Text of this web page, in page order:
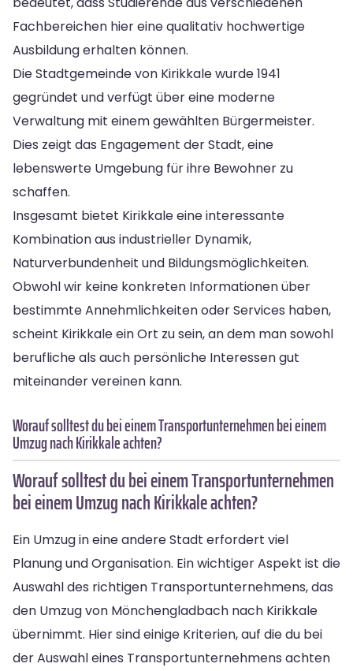
Fachbereichen hier eine qualitativ hochwertige
Ausbildung erhalten können.
Die Stadtgemeinde von Kirikkale wurde 1941
gegründet und verfügt über eine moderne
Verwaltung mit einem gewählten Bürgermeister.
Dies zeigt das Engagement der Stadt, eine
lebenswerte Umgebung für ihre Bewohner zu
schaffen.
Insgesamt bietet Kirikkale eine interessante
Kombination aus industrieller Dynamik,
Naturverbundenheit und Bildungsmöglichkeiten.
Obwohl wir keine konkreten Informationen über
bestimmte Annehmlichkeiten oder Services haben,
scheint Kirikkale ein Ort zu sein, an dem man sowohl
berufliche als auch persönliche Interessen gut
miteinander vereinen kann.
Worauf solltest du bei einem Transportunternehmen bei einem
Umzug nach Kirikkale achten?
Worauf solltest du bei einem Transportunternehmen
bei einem Umzug nach Kirikkale achten?
Ein Umzug in eine andere Stadt erfordert viel
Planung und Organisation. Ein wichtiger Aspekt ist die
Auswahl des richtigen Transportunternehmens, das
den Umzug von Mönchengladbach nach Kirikkale
übernimmt. Hier sind einige Kriterien, auf die du bei
der Auswahl eines Transportunternehmens achten